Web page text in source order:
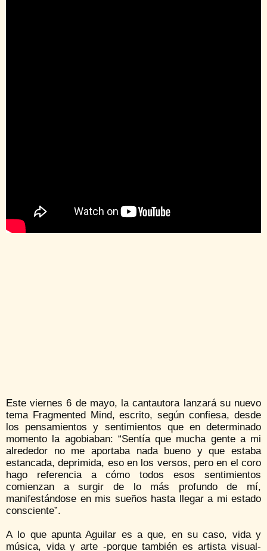
Este viernes 6 de mayo, la cantautora lanzará su nuevo
tema Fragmented Mind, escrito, según confiesa, desde
los pensamientos y sentimientos que en determinado
momento la agobiaban: “Sentía que mucha gente a mi
alrededor no me aportaba nada bueno y que estaba
estancada, deprimida, eso en los versos, pero en el coro
hago referencia a cómo todos esos sentimientos
comienzan a surgir de lo más profundo de mí,
manifestándose en mis sueños hasta llegar a mi estado
consciente”.
A lo que apunta Aguilar es a que, en su caso, vida y
música, vida y arte -porque también es artista visual-